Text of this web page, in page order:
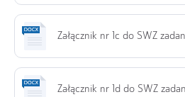
Załącznik nr 1c do SWZ
Załącznik nr 1d do SWZ